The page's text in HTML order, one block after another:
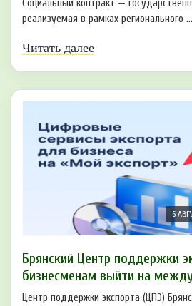
Социальный контракт —
реализуемая в рамках регионального ...
Читать далее
6
Брянский Центр поддержки
бизнесменам выйти на
Центр поддержки экспорта (ЦПЭ)